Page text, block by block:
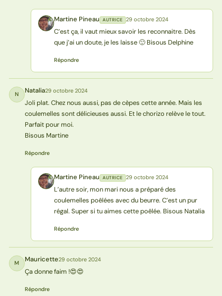
MP Martine Pineau AUTRICE 29 octobre 2024
C’est ça, il vaut mieux savoir les reconnaitre. Dès
que j’ai un doute, je les laisse 🙂 Bisous Delphine
Répondre
N Natalia29 octobre 2024
Joli plat. Chez nous aussi, pas de cèpes cette année. Mais les
coulemelles sont délicieuses aussi. Et le chorizo relève le tout.
Parfait pour moi.
Bisous Martine
Répondre
MP Martine Pineau AUTRICE 29 octobre 2024
L’autre soir, mon mari nous a préparé des
coulemelles poêlées avec du beurre. C’est un pur
régal. Super si tu aimes cette poêlée. Bisous Natalia
Répondre
M Mauricette29 octobre 2024
Ça donne faim !😍😍
Répondre